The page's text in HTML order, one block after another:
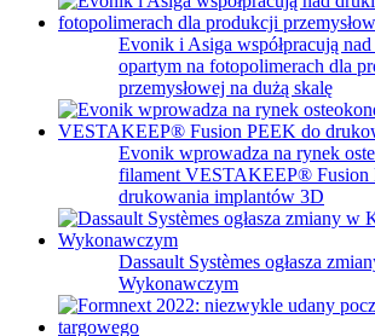
Evonik i Asiga współpracują
opartym na fotopolimerach dla
przemysłowej na dużą skalę
Evonik wprowadza na rynek
filament VESTAKEEP® Fusion
drukowania implantów 3D
Dassault Systèmes ogłasza
Wykonawczym